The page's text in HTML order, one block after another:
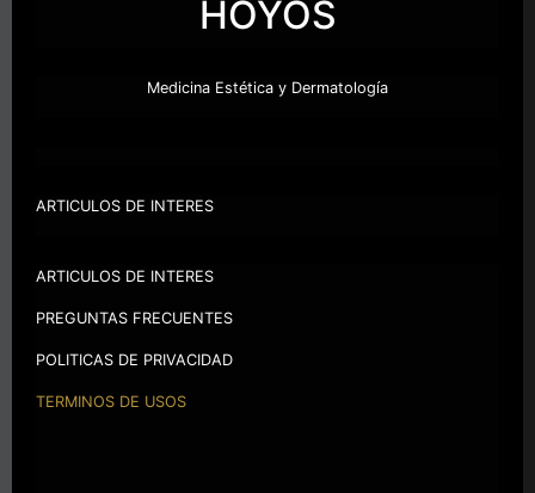
HOYOS
Medicina Estética y Dermatología
ARTICULOS DE INTERES
ARTICULOS DE INTERES
PREGUNTAS FRECUENTES
POLITICAS DE PRIVACIDAD
TERMINOS DE USOS